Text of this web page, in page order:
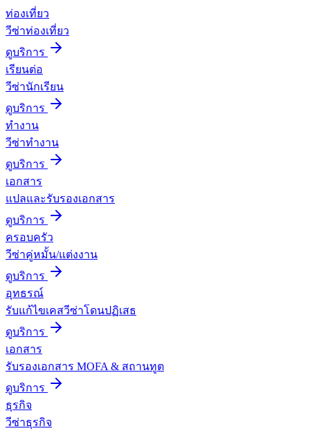
ท่องเที่ยว
วีซ่าท่องเที่ยว
ดูบริการ
เรียนต่อ
วีซ่านักเรียน
ดูบริการ
ทำงาน
วีซ่าทำงาน
ดูบริการ
เอกสาร
แปลและรับรองเอกสาร
ดูบริการ
ครอบครัว
วีซ่าคู่หมั้น/แต่งงาน
ดูบริการ
อุทธรณ์
รับแก้ไขเคสวีซ่าโดนปฏิเสธ
ดูบริการ
เอกสาร
รับรองเอกสาร MOFA & สถานทูต
ดูบริการ
ธุรกิจ
วีซ่าธุรกิจ